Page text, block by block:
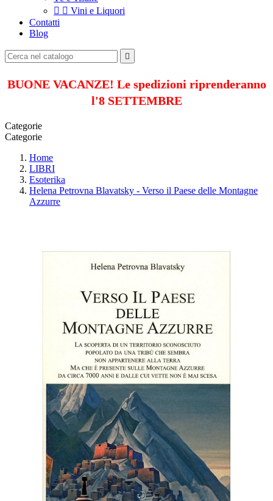
  Vini e Liquori
Contatti
Blog

BUONE VACANZE! Le spedizioni riprenderanno
l'8 SETTEMBRE
Categorie
Categorie
Home
LIBRI
Esoterika
Helena Petrovna Blavatsky - Verso il Paese delle Montagne
Azzurre